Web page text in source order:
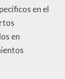
en el
en